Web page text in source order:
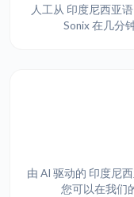
人工从 印度尼西亚
Sonix 在几分
由 AI 驱动的 印度尼
您可以在我们